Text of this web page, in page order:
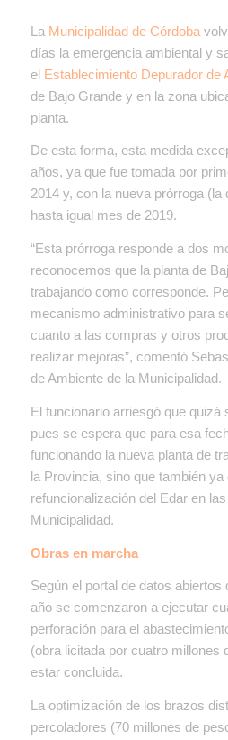
La Municipalidad de Córdoba
días la emergencia ambiental y
el Establecimiento Depurador de
de Bajo Grande y en la zona
planta.
De esta forma, esta medida
años, ya que fue tomada por
2014 y, con la nueva prórroga (la
hasta igual mes de 2019.
“Esta prórroga responde a dos
reconocemos que la planta de
trabajando como corresponde.
mecanismo administrativo para
cuanto a las compras y otros
realizar mejoras”, comentó
de Ambiente de la Municipalidad.
El funcionario arriesgó que quizá
pues se espera que para esa
funcionando la nueva planta de
la Provincia, sino que también
refuncionalización del Edar en
Municipalidad.
Obras en marcha
Según el portal de datos abiertos
año se comenzaron a ejecutar
perforación para el
(obra licitada por cuatro millones
estar concluida.
La optimización de los brazos
percoladores (70 millones de